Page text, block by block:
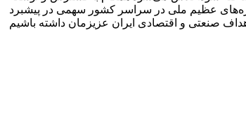
عظیم ملی در سراسر کشور سهمی در پیشبرد